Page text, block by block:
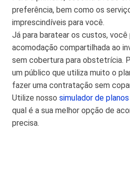
preferência, bem como os
imprescindíveis para você.
Já para baratear os custos,
acomodação compartilhada ao
sem cobertura para obstetrícia.
um público que utiliza muito o
fazer uma contratação sem
Utilize nosso simulador de
qual é a sua melhor opção de
precisa.